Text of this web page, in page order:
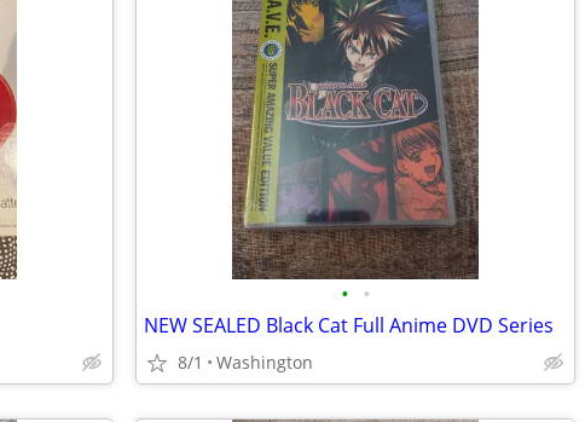
• •
NEW SEALED Black Cat Full Anime DVD Series
8/1 Washington